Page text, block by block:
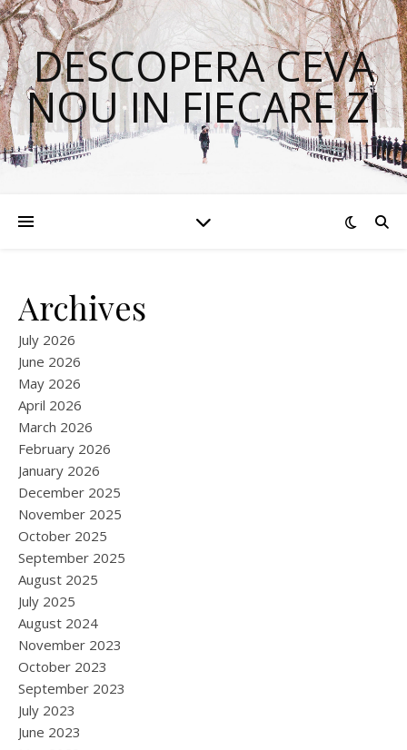
DESCOPERA CEVA
NOU IN FIECARE ZI
Archives
July 2026
June 2026
May 2026
April 2026
March 2026
February 2026
January 2026
December 2025
November 2025
October 2025
September 2025
August 2025
July 2025
August 2024
November 2023
October 2023
September 2023
July 2023
June 2023